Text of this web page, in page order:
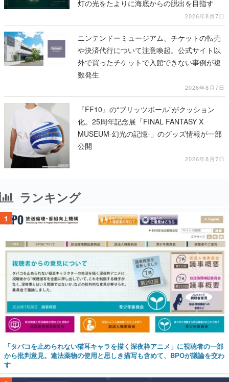
灯の光をたよりに海底からの脱出を目指す
2026年8月7日
ニンテンドーミュージアム、チケットの転売
や決済代行について注意喚起。公式サイト以
外で買ったチケットで入館できない事例が複
数発生
2026年8月7日
『FF10』の“ブリッツボール”がクッション
化。25周年記念展「FINAL FANTASY X
MUSEUM-幻光の記憶-」のグッズ情報が一部
公開
2026年8月7日
ランキング
1
「タバコを止められない猫耳キャラを描く深夜枠アニメ」に視聴者の一部
から批判意見。違法薬物の使用と思しき描写も含めて、BPOが議論を交わ
す